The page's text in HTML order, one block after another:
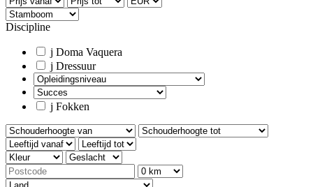
Discipline
j Doma Vaquera
j Dressuur
j Fokken